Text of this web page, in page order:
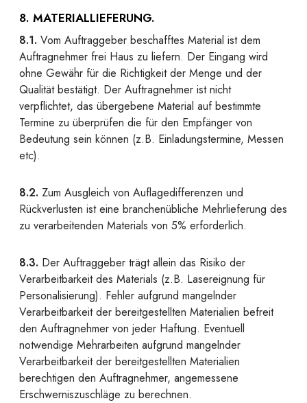
8. MATERIALLIEFERUNG.
8.1. Vom Auftraggeber beschafftes Material ist dem
Auftragnehmer frei Haus zu liefern. Der Eingang wird
ohne Gewähr für die Richtigkeit der Menge und der
Qualität bestätigt. Der Auftragnehmer ist nicht
verpflichtet, das übergebene Material auf bestimmte
Termine zu überprüfen die für den Empfänger von
Bedeutung sein können (z.B. Einladungstermine, Messen
etc).
8.2. Zum Ausgleich von Auflagedifferenzen und
Rückverlusten ist eine branchenübliche Mehrlieferung des
zu verarbeitenden Materials von 5% erforderlich.
8.3. Der Auftraggeber trägt allein das Risiko der
Verarbeitbarkeit des Materials (z.B. Lasereignung für
Personalisierung). Fehler aufgrund mangelnder
Verarbeitbarkeit der bereitgestellten Materialien befreit
den Auftragnehmer von jeder Haftung. Eventuell
notwendige Mehrarbeiten aufgrund mangelnder
Verarbeitbarkeit der bereitgestellten Materialien
berechtigen den Auftragnehmer, angemessene
Erschwerniszuschläge zu berechnen.